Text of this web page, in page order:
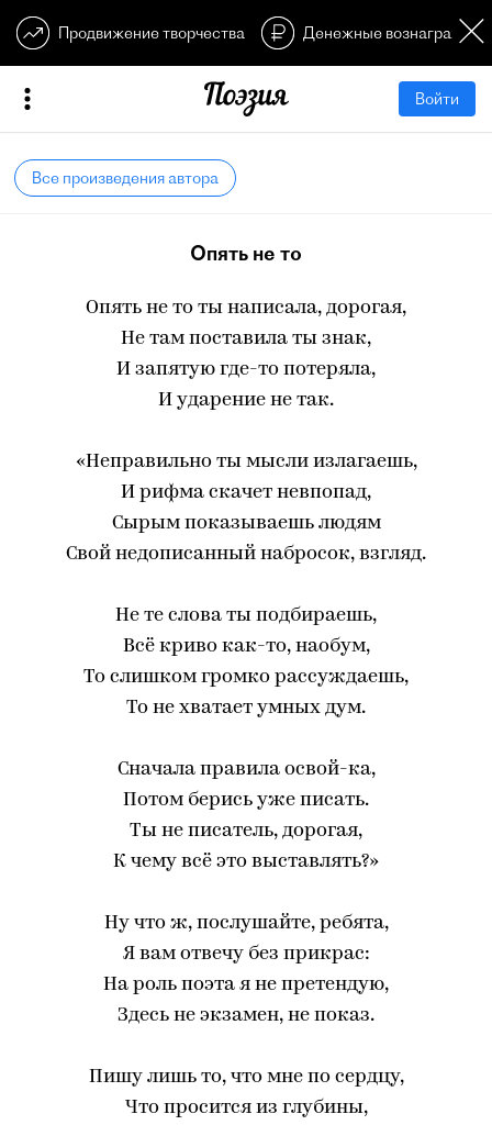
Продвижение творчества Денежные
Войти
Все произведения автора
Опять не то
Опять не то ты написала, дорогая,
Не там поставила ты знак,
И запятую где-то потеряла,
И ударение не так.
«Неправильно ты мысли излагаешь,
И рифма скачет невпопад,
Сырым показываешь людям
Свой недописанный набросок, взгляд.
Не те слова ты подбираешь,
Всё криво как-то, наобум,
То слишком громко рассуждаешь,
То не хватает умных дум.
Сначала правила освой-ка,
Потом берись уже писать.
Ты не писатель, дорогая,
К чему всё это выставлять?»
Ну что ж, послушайте, ребята,
Я вам отвечу без прикрас:
На роль поэта я не претендую,
Здесь не экзамен, не показ.
Пишу лишь то, что мне по сердцу,
Что просится из глубины,